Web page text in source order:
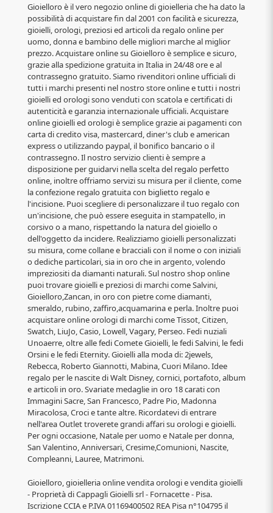
Gioielloro è il vero negozio online di gioielleria che ha dato la
possibilità di acquistare fin dal 2001 con facilità e sicurezza,
gioielli, orologi, preziosi ed articoli da regalo online per
uomo, donna e bambino delle migliori marche al miglior
prezzo. Acquistare online su Gioielloro è semplice e sicuro,
grazie alla spedizione gratuita in Italia in 24/48 ore e al
contrassegno gratuito. Siamo rivenditori online ufficiali di
tutti i marchi presenti nel nostro store online e tutti i nostri
gioielli ed orologi sono venduti con scatola e certificati di
autenticità e garanzia internazionale ufficiali. Acquistare
online gioielli ed orologi è semplice grazie ai pagamenti con
carta di credito visa, mastercard, diner's club e american
express o utilizzando paypal, il bonifico bancario o il
contrassegno. Il nostro servizio clienti è sempre a
disposizione per guidarvi nella scelta del regalo perfetto
online, inoltre offriamo servizi su misura per il cliente, come
la confezione regalo gratuita con biglietto regalo e
l'incisione. Puoi scegliere di personalizzare il tuo regalo con
un'incisione, che può essere eseguita in stampatello, in
corsivo o a mano, rispettando la natura del gioiello o
dell'oggetto da incidere. Realizziamo gioielli personalizzati
su misura, come collane e bracciali con il nome o con iniziali
o dediche particolari, sia in oro che in argento, volendo
impreziositi da diamanti naturali. Sul nostro shop online
puoi trovare gioielli e preziosi di marchi come Salvini,
Gioielloro,Zancan, in oro con pietre come diamanti,
smeraldo, rubino, zaffiro,acquamarina e perla. Inoltre puoi
acquistare online orologi di marchi come Tissot, Citizen,
Swatch, LiuJo, Casio, Lowell, Vagary, Perseo. Fedi nuziali
Unoaerre, oltre alle fedi Comete Gioielli, le fedi Salvini, le fedi
Orsini e le fedi Eternity. Gioielli alla moda di: 2jewels,
Rebecca, Roberto Giannotti, Mabina, Cuori Milano. Idee
regalo per le nascite di Walt Disney, cornici, portafoto, album
e articoli in oro. Svariate medaglie in oro 18 carati con
Immagini Sacre, San Francesco, Padre Pio, Madonna
Miracolosa, Croci e tante altre. Ricordatevi di entrare
nell'area Outlet troverete grandi affari su orologi e gioielli.
Per ogni occasione, Natale per uomo e Natale per donna,
San Valentino, Anniversari, Cresime,Comunioni, Nascite,
Compleanni, Lauree, Matrimoni.
Gioielloro, gioielleria online vendita orologi e vendita gioielli
- Proprietà di Cappagli Gioielli srl - Fornacette - Pisa.
Iscrizione CCIA e P.IVA 01169400502 REA Pisa n°104795 il